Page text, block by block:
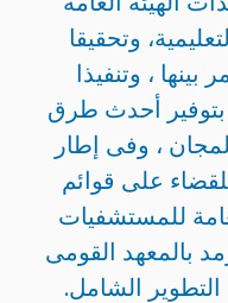
وتحقيقا
بينها ، وتنفيذا
بتوفير أحدث طرق
، وفى إطار
على قوائم
للمستشفيات
بالمعهد القومى
الشامل.